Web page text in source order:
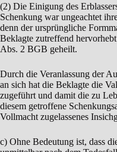
(2) Die Einigung des
Schenkung war ungeachtet
denn der ursprüngliche
Beklagte zutreffend
Abs. 2 BGB geheilt.
Durch die Veranlassung der
an sich hat die Beklagte die
zugeführt und damit die zu
diesem getroffene
Vollmacht zugelassenes
c) Ohne Bedeutung ist, dass